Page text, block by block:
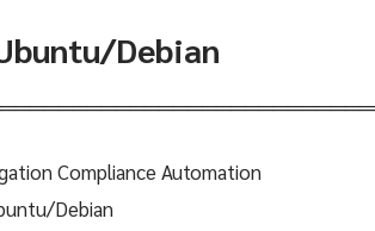
Debian
Compliance Automation
Debian